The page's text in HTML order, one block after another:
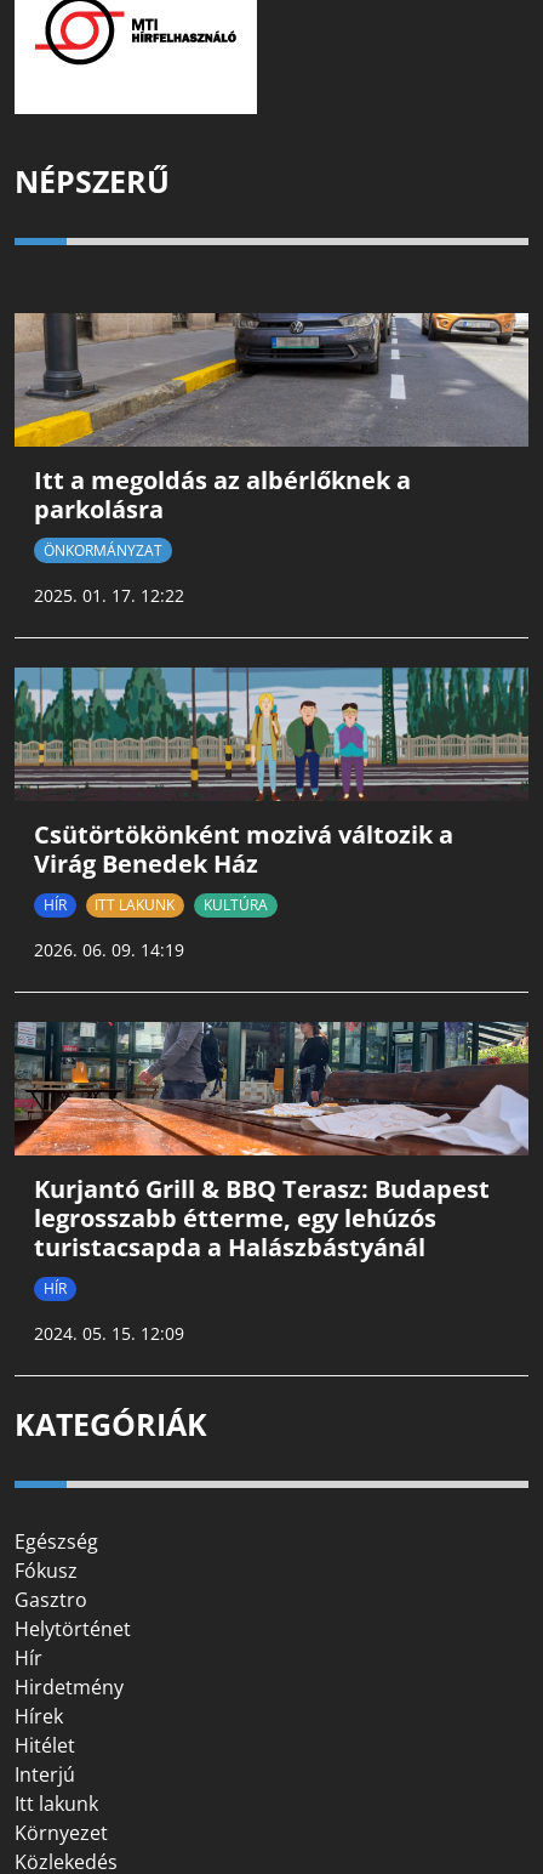
NÉPSZERŰ
Itt a megoldás az albérlőknek a
parkolásra
ÖNKORMÁNYZAT
2025. 01. 17. 12:22
Csütörtökönként mozivá változik a
Virág Benedek Ház
HÍR ITT LAKUNK KULTÚRA
2026. 06. 09. 14:19
Kurjantó Grill & BBQ Terasz: Budapest
legrosszabb étterme, egy lehúzós
turistacsapda a Halászbástyánál
HÍR
2024. 05. 15. 12:09
KATEGÓRIÁK
Egészség
Fókusz
Gasztro
Helytörténet
Hír
Hirdetmény
Hírek
Hitélet
Interjú
Itt lakunk
Környezet
Közlekedés